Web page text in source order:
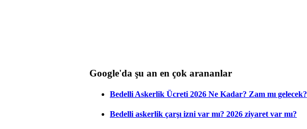
Google'da şu an en çok arananlar
Bedelli Askerlik Ücreti 2026 Ne Kadar? Zam mı gelecek?
Bedelli askerlik çarşı izni var mı? 2026 ziyaret var mı?